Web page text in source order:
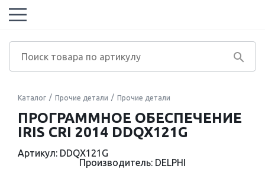
Каталог Прочие детали Прочие детали
ПРОГРАММНОЕ ОБЕСПЕЧЕНИЕ
IRIS CRI 2014 DDQX121G
Артикул: DDQX121G
Производитель: DELPHI